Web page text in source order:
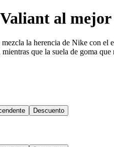
al mejor
mezcla la herencia de Nike con el
que la suela de goma
Descuento